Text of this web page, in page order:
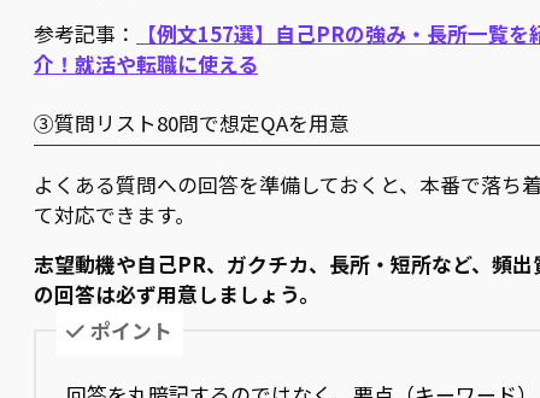
参考記事：
【例文157選】自己PRの強み・長所一覧を
介！就活や転職に使える
③質問リスト80問で想定QAを用意
よくある質問への回答を準備しておくと、本番で落ち
て対応できます。
志望動機や自己PR、ガクチカ、長所・短所など、頻出
の回答は必ず用意しましょう。
ポイント